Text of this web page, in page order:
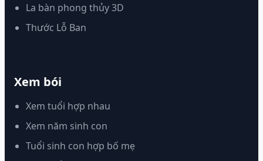
La bàn phong thủy 3D
Thước Lỗ Ban
Xem bói
Xem tuổi hợp nhau
Xem năm sinh con
Tuổi sinh con hợp bố mẹ